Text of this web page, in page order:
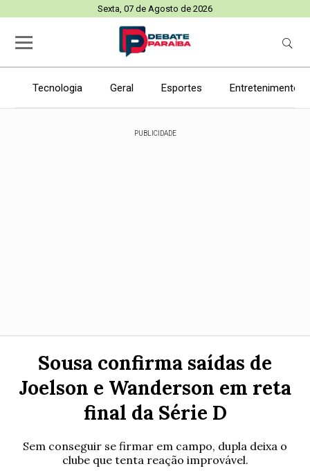
Sexta, 07 de Agosto de 2026
Tecnologia Geral Esportes Entretenimento
PUBLICIDADE
Sousa confirma saídas de
Joelson e Wanderson em reta
final da Série D
Sem conseguir se firmar em campo, dupla deixa o
clube que tenta reação improvável.